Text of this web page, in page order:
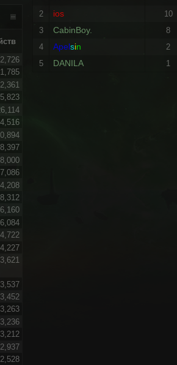
8,312
6,160
6,084
4,722
4,227
3,621
3,537
3,452
3,263
3,236
3,212
2,937
2,528
2 ios 10
3
CabinBoy. 8
4
Apelsin 2
5
DANILA 1